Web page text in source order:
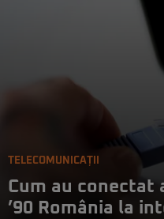
TELECOMUNICAȚII
Cum au conectat
’90 România la